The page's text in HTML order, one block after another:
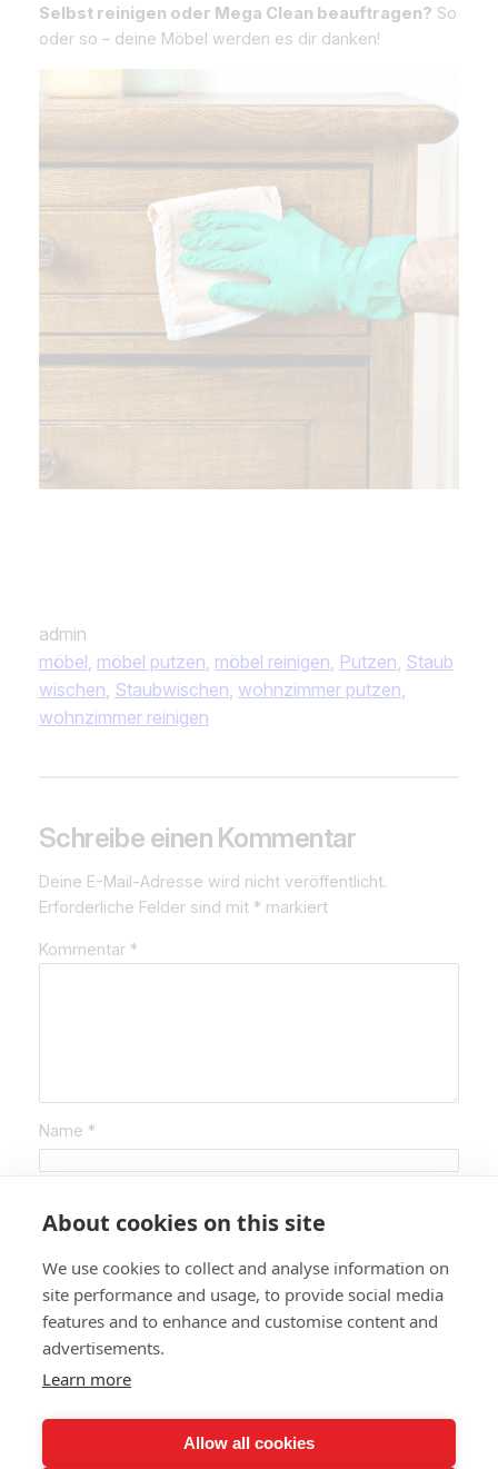
Selbst reinigen oder Mega Clean beauftragen? So
oder so – deine Möbel werden es dir danken!
admin
möbel, möbel putzen, möbel reinigen, Putzen, Staub
wischen, Staubwischen, wohnzimmer putzen
wohnzimmer reinigen
Schreibe einen Kommentar
Deine E-Mail-Adresse wird nicht veröffentlicht.
Erforderliche Felder sind mit * markiert
Kommentar *
Name *
Website
Name, E-Mail-Adresse und Website in diesem
About cookies on this site
We use cookies to collect and analyse information on
site performance and usage, to provide social media
features and to enhance and customise content and
advertisements.
Learn more
Allow all cookies